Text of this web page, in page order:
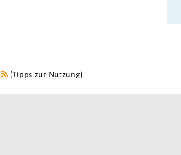
(Tipps zur Nutzung)